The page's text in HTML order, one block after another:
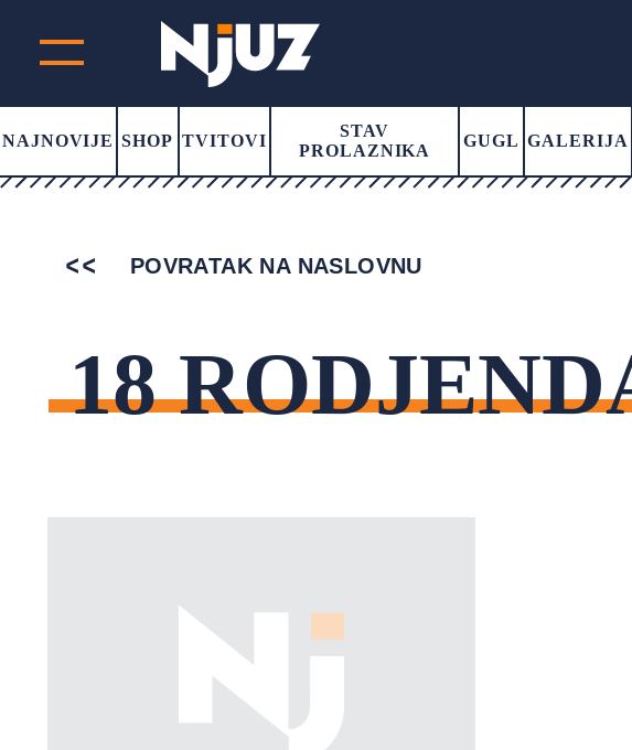
NAJNOVIJE SHOP TVITOVI
STAV
PROLAZNIKA
GUGL GALERIJA
POVRATAK NA NASLOVNU
18